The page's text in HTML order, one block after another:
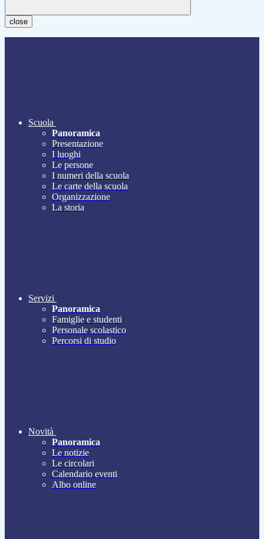
close
Scuola
Panoramica
Presentazione
I luoghi
Le persone
I numeri della scuola
Le carte della scuola
Organizzazione
La storia
Servizi
Panoramica
Famiglie e studenti
Personale scolastico
Percorsi di studio
Novità
Panoramica
Le notizie
Le circolari
Calendario eventi
Albo online